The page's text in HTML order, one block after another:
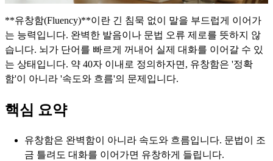
**유창함(Fluency)**이란 긴 침묵 없이 말을 부드럽게 이어가
는 능력입니다. 완벽한 발음이나 문법 오류 제로를 뜻하지 않
습니다. 뇌가 단어를 빠르게 꺼내어 실제 대화를 이어갈 수 있
는 상태입니다. 약 40자 이내로 정의하자면, 유창함은 '정확
함'이 아니라 '속도와 흐름'의 문제입니다.
핵심 요약
유창함은 완벽함이 아니라 속도와 흐름입니다. 문법이 조
금 틀려도 대화를 이어가면 유창하게 들립니다.